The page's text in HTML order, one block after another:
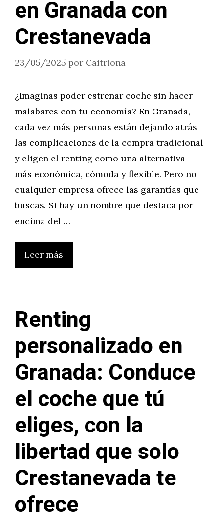
en Granada con
Crestanevada
23/05/2025 por Caitriona
¿Imaginas poder estrenar coche sin hacer
malabares con tu economía? En Granada,
cada vez más personas están dejando atrás
las complicaciones de la compra tradicional
y eligen el renting como una alternativa
más económica, cómoda y flexible. Pero no
cualquier empresa ofrece las garantías que
buscas. Si hay un nombre que destaca por
encima del …
Leer más
Renting
personalizado en
Granada: Conduce
el coche que tú
eliges, con la
libertad que solo
Crestanevada te
ofrece